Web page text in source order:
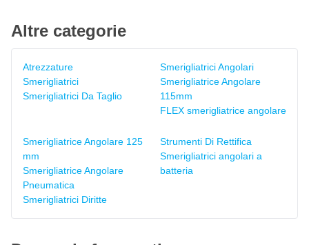
Altre categorie
Atrezzature
Smerigliatrici
Smerigliatrici Da Taglio
Smerigliatrici Angolari
Smerigliatrice Angolare
115mm
FLEX smerigliatrice angolare
Smerigliatrice Angolare 125
mm
Smerigliatrice Angolare
Pneumatica
Smerigliatrici Diritte
Strumenti Di Rettifica
Smerigliatrici angolari a
batteria